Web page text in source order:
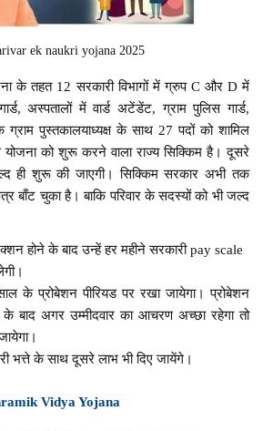
ek naukri yojana 2025
के तहत 12 सरकारी विभागों में ग्रुप C और D में
अस्पतालों में वार्ड अटेंडेंट, ग्राम पुलिस गार्ड,
ग्राम पुस्तकालयाध्यक्ष के साथ 27 पदों को शामिल
को शुरू करने वाला राज्य सिक्किम है। दूसरे
ही शुरू की जाएगी। सिक्किम सरकार अभी तक
बाँट चुका है। बाकि परिवार के सदस्यों को भी जल्द
होने के बाद उन्हें हर महीने सरकारी pay scale
के प्रोबेशन पीरियड पर रखा जायेगा। प्रोबेशन
के बाद अगर उम्मीदवार का आचरण अच्छा रहेगा तो
भत्ते के साथ दूसरे लाभ भी दिए जायेंगे।
Vidya Yojana